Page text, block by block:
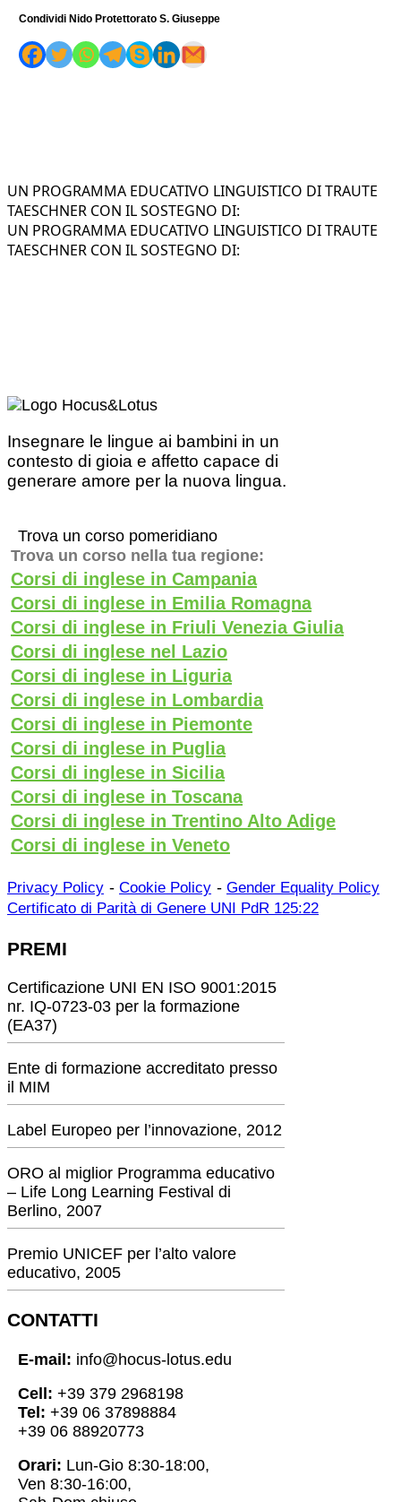
Condividi Nido Protettorato S. Giuseppe
UN PROGRAMMA EDUCATIVO LINGUISTICO DI TRAUTE
TAESCHNER CON IL SOSTEGNO DI:
UN PROGRAMMA EDUCATIVO LINGUISTICO DI TRAUTE
TAESCHNER CON IL SOSTEGNO DI:
Insegnare le lingue ai bambini in un
contesto di gioia e affetto capace di
generare amore per la nuova lingua.
Trova un corso pomeridiano
Trova un corso nella tua regione:
Corsi di inglese in Campania
Corsi di inglese in Emilia Romagna
Corsi di inglese in Friuli Venezia Giulia
Corsi di inglese nel Lazio
Corsi di inglese in Liguria
Corsi di inglese in Lombardia
Corsi di inglese in Piemonte
Corsi di inglese in Puglia
Corsi di inglese in Sicilia
Corsi di inglese in Toscana
Corsi di inglese in Trentino Alto Adige
Corsi di inglese in Veneto
Privacy Policy - Cookie Policy - Gender Equality Policy
Certificato di Parità di Genere UNI PdR 125:22
PREMI
Certificazione UNI EN ISO 9001:2015
nr. IQ-0723-03 per la formazione
(EA37)
Ente di formazione accreditato presso
il MIM
Label Europeo per l’innovazione, 2012
ORO al miglior Programma educativo
– Life Long Learning Festival di
Berlino, 2007
Premio UNICEF per l’alto valore
educativo, 2005
CONTATTI
E-mail: info@hocus-lotus.edu
Cell: +39 379 2968198
Tel: +39 06 37898884
+39 06 88920773
Orari: Lun-Gio 8:30-18:00,
Ven 8:30-16:00,